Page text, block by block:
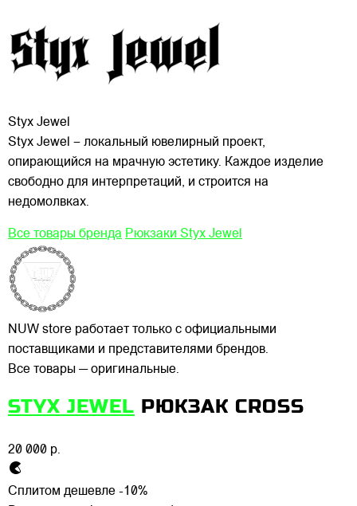
Styx Jewel
Styx Jewel – локальный ювелирный проект,
опирающийся на мрачную эстетику. Каждое изделие
свободно для интерпретаций, и строится на
недомолвках.
Все товары бренда Рюкзаки Styx Jewel
NUW store работает только с официальными
поставщиками и представителями брендов.
Все товары — оригинальные.
STYX JEWEL РЮКЗАК CROSS
20 000 р.
Сплитом дешевле -10%